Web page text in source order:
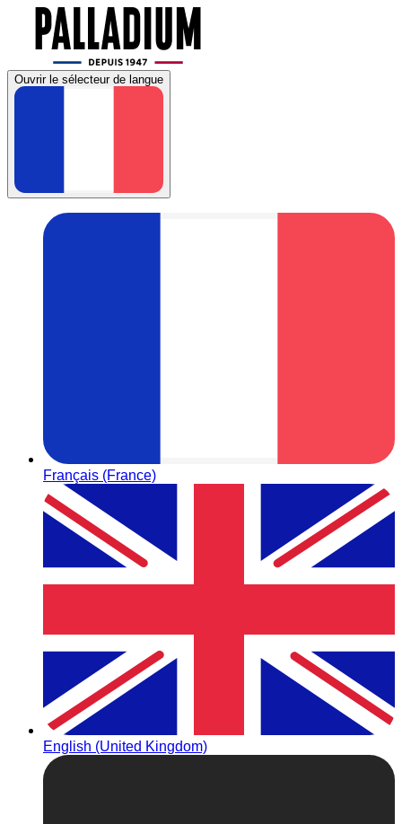
Ouvrir le sélecteur de langue
Français (France)
English (United Kingdom)